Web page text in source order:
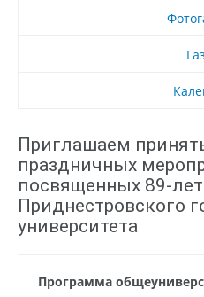
Приглашаем
праздничных
посвященных 89-
Приднестровского
университета
Программа